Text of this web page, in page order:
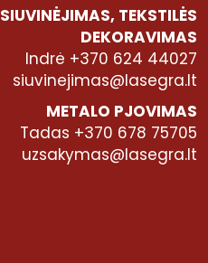
SIUVINĖJIMAS, TEKSTILĖS
DEKORAVIMAS
Indrė +370 624 44027
siuvinejimas@lasegra.lt
METALO PJOVIMAS
Tadas +370 678 75705
uzsakymas@lasegra.lt